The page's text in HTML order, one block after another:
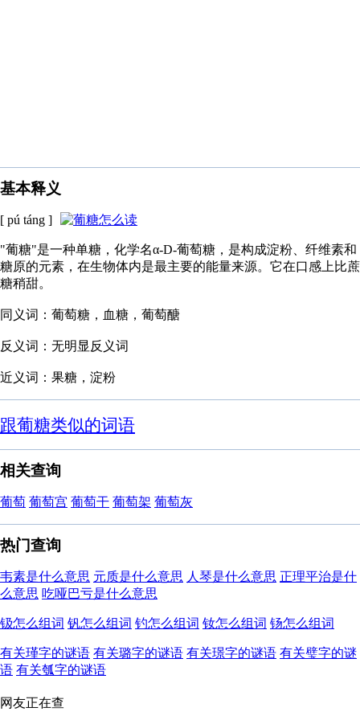
基本释义
[ pú táng ]
"葡糖"是一种单糖，化学名α-D-葡萄糖，是构成淀粉、纤维素和
糖原的元素，在生物体内是最主要的能量来源。它在口感上比蔗
糖稍甜。
同义词：葡萄糖，血糖，葡萄醣
反义词：无明显反义词
近义词：果糖，淀粉
跟葡糖类似的词语
相关查询
葡萄 葡萄宫 葡萄干 葡萄架 葡萄灰
热门查询
韦素是什么意思 元质是什么意思 人琴是什么意思 正理平治是什
么意思 吃哑巴亏是什么意思
钑怎么组词 钒怎么组词 钓怎么组词 钕怎么组词 钖怎么组词
有关瑾字的谜语 有关璐字的谜语 有关璟字的谜语 有关璧字的谜
语 有关瓠字的谜语
网友正在查